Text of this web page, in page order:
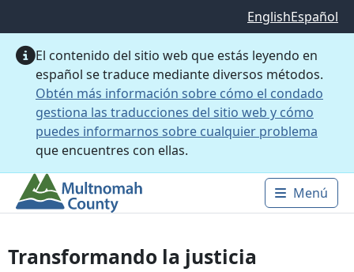
EnglishEspañol
El contenido del sitio web que estás leyendo en
español se traduce mediante diversos métodos.
Obtén más información sobre cómo el condado
gestiona las traducciones del sitio web y cómo
puedes informarnos sobre cualquier problema
que encuentres con ellas.
Main
Menú
Transformando la justicia